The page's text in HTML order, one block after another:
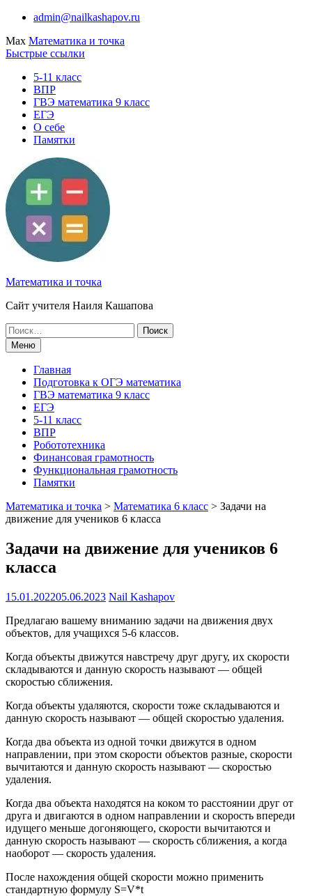
Перейти
содержимому
admin@nailkashapov.ru
Max Математика и точка
Быстрые ссылки
5-11 класс
ВПР
ГВЭ математика 9 класс
ЕГЭ
О себе
Памятки
Математика и точка
Сайт учителя Наиля Кашапова
Поиск
по:Меню
Главная
Подготовка к ОГЭ математика
ГВЭ математика 9 класс
ЕГЭ
5-11 класс
ВПР
Робототехника
Финансовая грамотность
Функциональная грамотность
Памятки
Математика и точка > Математика 6 класс > Задачи на
движение для учеников 6 класса
Задачи на движение для учеников 6
класса
15.01.202205.06.2023 Nail Kashapov
Предлагаю вашему вниманию задачи на движения двух
объектов, для учащихся 5-6 классов.
Когда объекты движутся навстречу друг другу, их скорости
складываются и данную скорость называют — общей
скоростью сближения.
Когда объекты удаляются, скорости тоже складываются и
данную скорость называют — общей скоростью удаления.
Когда два объекта из одной точки движутся в одном
направлении, при этом скорости объектов разные, скорости
вычитаются и данную скорость называют — скоростью
удаления.
Когда два объекта находятся на коком то расстоянии друг от
друга и двигаются в одном направлении и скорость впереди
идущего меньше догоняющего, скорости вычитаются и
данную скорость называют — скорость сближения, а когда
наоборот — скорость удаления.
После нахождения общей скорости можно применить
стандартную формулу S=V*t